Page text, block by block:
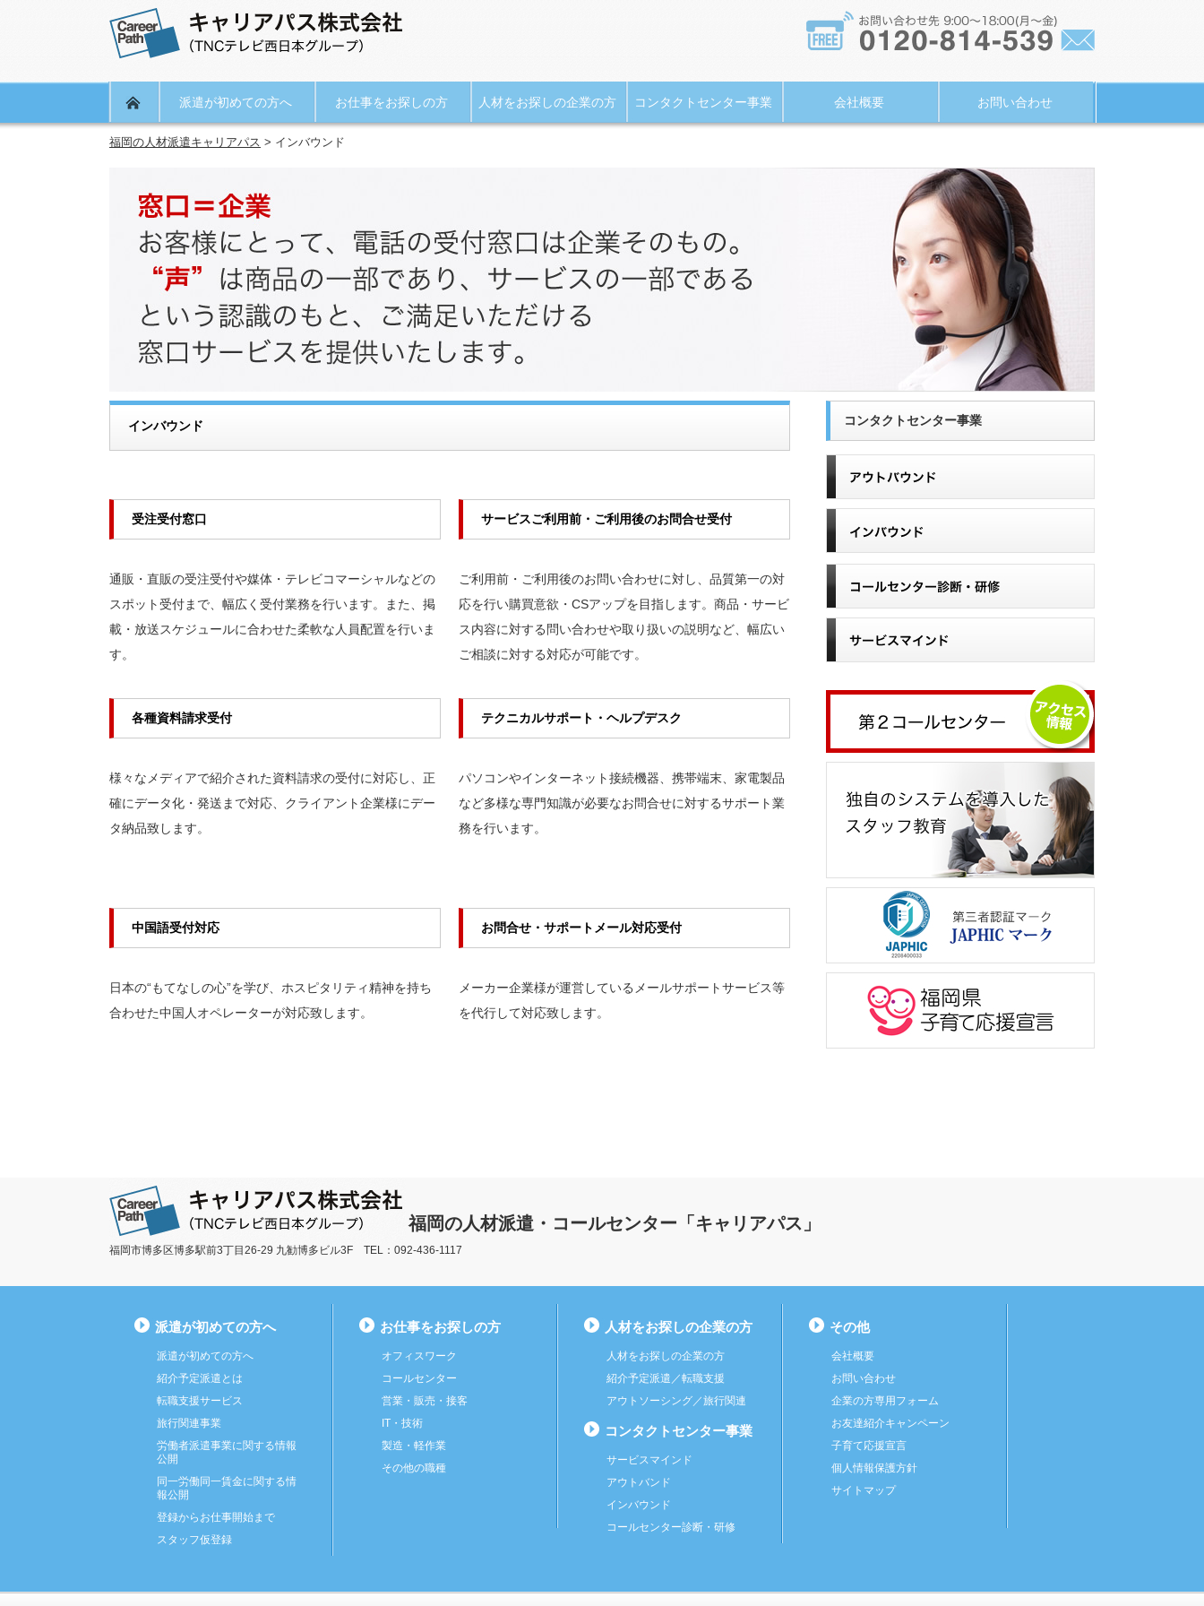
派遣が初めての方へ お仕事をお探しの方 人材をお探しの企業の方 コンタクトセンター事業 会社概要 お問い合わせ
福岡の人材派遣キャリアパス > インバウンド
インバウンド
受注受付窓口 サービスご利用前・ご利用後のお問合せ受付
通販・直販の受注受付や媒体・テレビコマーシャルなどの
スポット受付まで、幅広く受付業務を行います。また、掲
載・放送スケジュールに合わせた柔軟な人員配置を行いま
す。
ご利用前・ご利用後のお問い合わせに対し、品質第一の対
応を行い購買意欲・CSアップを目指します。商品・サービ
ス内容に対する問い合わせや取り扱いの説明など、幅広い
ご相談に対する対応が可能です。
各種資料請求受付 テクニカルサポート・ヘルプデスク
様々なメディアで紹介された資料請求の受付に対応し、正
確にデータ化・発送まで対応、クライアント企業様にデー
タ納品致します。
パソコンやインターネット接続機器、携帯端末、家電製品
など多様な専門知識が必要なお問合せに対するサポート業
務を行います。
中国語受付対応 お問合せ・サポートメール対応受付
日本の“もてなしの心”を学び、ホスピタリティ精神を持ち
合わせた中国人オペレーターが対応致します。
メーカー企業様が運営しているメールサポートサービス等
を代行して対応致します。
コンタクトセンター事業
福岡の人材派遣・コールセンター「キャリアパス」
福岡市博多区博多駅前3丁目26-29 九勧博多ビル3F TEL：092-436-1117
派遣が初めての方へ
派遣が初めての方へ
紹介予定派遣とは
転職支援サービス
旅行関連事業
労働者派遣事業に関する情報
公開
同一労働同一賃金に関する情
報公開
登録からお仕事開始まで
スタッフ仮登録
お仕事をお探しの方
オフィスワーク
コールセンター
営業・販売・接客
IT・技術
製造・軽作業
その他の職種
人材をお探しの企業の方
人材をお探しの企業の方
紹介予定派遣 ／転職支援
アウトソーシング／旅行関連
コンタクトセンター事業
サービスマインド
アウトバンド
インバウンド
コールセンター診断・研修
その他
会社概要
お問い合わせ
企業の方専用フォーム
お友達紹介キャンペーン
子育て応援宣言
個人情報保護方針
サイトマップ